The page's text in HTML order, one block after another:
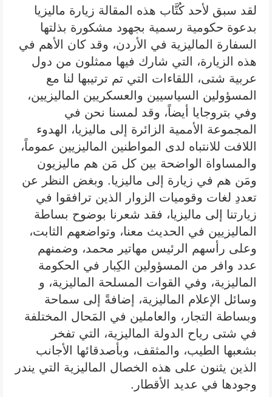
لقد سبق لأحد كُتَّاب هذه المقالة زيارة ماليزيا
بدعوة حكومية رسمية بجهود مشكورة بذلتها
السفارة الماليزية في الأردن، وقد كان الأهم في
هذه الزيارة، التي شارك فيها ممثلون من دول
عربية شتى، اللقاءات التي تم ترتيبها لنا مع
المسؤولين السياسيين والعسكريين الماليزيين،
وفي بتروجايا أيضاً، وقد لمسنا نحن في
المجموعة الأممية الزائرة إلى ماليزيا، الهدوء
اللافت للانتباه لدى المواطنين الماليزيين عموماً،
والمساواة الواضحة بين كل مَن هم ماليزيون
ومَن هم في زيارة إلى ماليزيا. وبغض النظر عن
تعددِ لغات وقوميات الزوار الذين ترافقوا في
زيارتنا إلى ماليزيا، فقد شعرنا بوضوح بساطة
الماليزيين في الحديث معنا، وتواضعهم الثابت،
وعلى رأسهم الرئيس مهاتير محمد، وضمنهم
عدد وافر من المسؤولين الكِبار في الحكومة
الماليزية، وفي القوات المسلحة الماليزية، و
وسائل الإعلام الماليزية، إضافةً إلى سماحة
وبساطة التجار، والعاملين في المَحال المختلفة
في شتى رياح الدولة الماليزية، التي تفخر
بشعبها الطيب، والمثقف، وبأصدقائها الأجانب
الذين يثنون على هذه الخصال الماليزية التي يندر
وجودها في عديد الأقطار.